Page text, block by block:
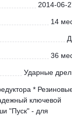
2014-06-
14
36
Ударные
*
ключевой
"Пуск" - для